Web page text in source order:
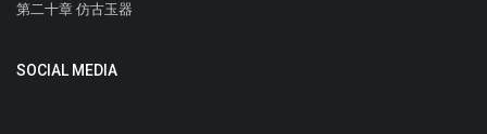
第二十章 仿古玉器
SOCIAL MEDIA